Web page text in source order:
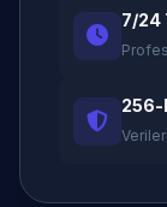
7/24
256-